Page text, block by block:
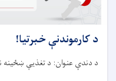
د کارموندنې خبرتيا!
د دندې عنوان: د تغذیې ښځينه